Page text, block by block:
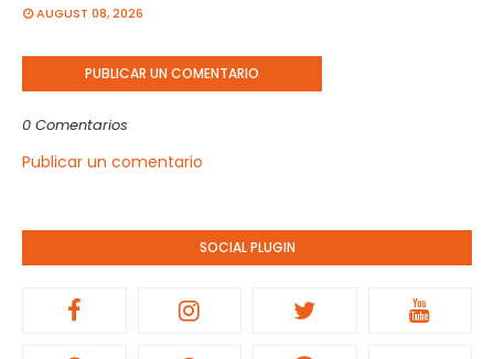
AUGUST 08, 2026
PUBLICAR UN COMENTARIO
0 Comentarios
Publicar un comentario
SOCIAL PLUGIN